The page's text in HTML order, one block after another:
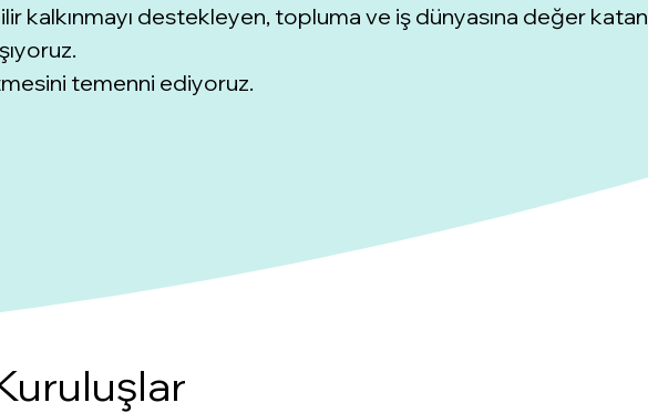
kalkınmayı destekleyen, topluma ve iş dünyasına değer katan
temenni ediyoruz.